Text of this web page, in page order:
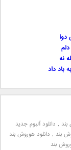
دوا
نه
باد داد
, دانلود آلبوم جدید
بند , دانلود هوروش بند
بند